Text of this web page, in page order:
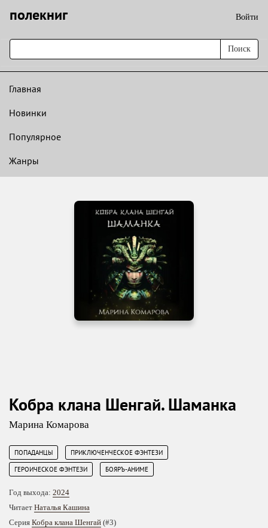
полекниг Войти
Поиск
Главная
Новинки
Популярное
Жанры
Кобра клана Шенгай. Шаманка
Марина Комарова
ПОПАДАНЦЫ ПРИКЛЮЧЕНЧЕСКОЕ ФЭНТЕЗИ
ГЕРОИЧЕСКОЕ ФЭНТЕЗИ БОЯРЪ-АНИМЕ
Год выхода: 2024
Читает Наталья Кашина
Серия Кобра клана Шенгай (#3)